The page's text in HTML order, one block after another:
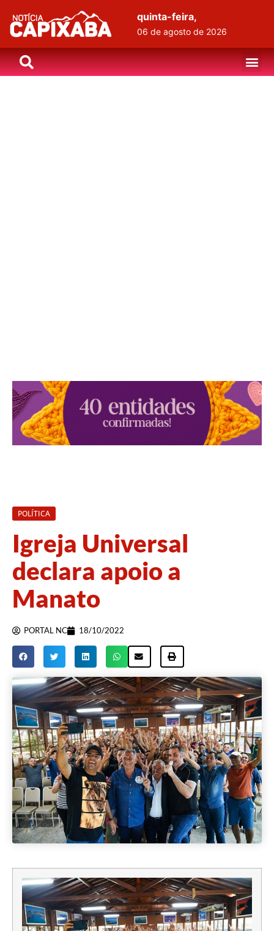
quinta-feira,
06 de agosto de 2026
POLÍTICA
Igreja Universal
declara apoio a
Manato
PORTAL NC 18/10/2022